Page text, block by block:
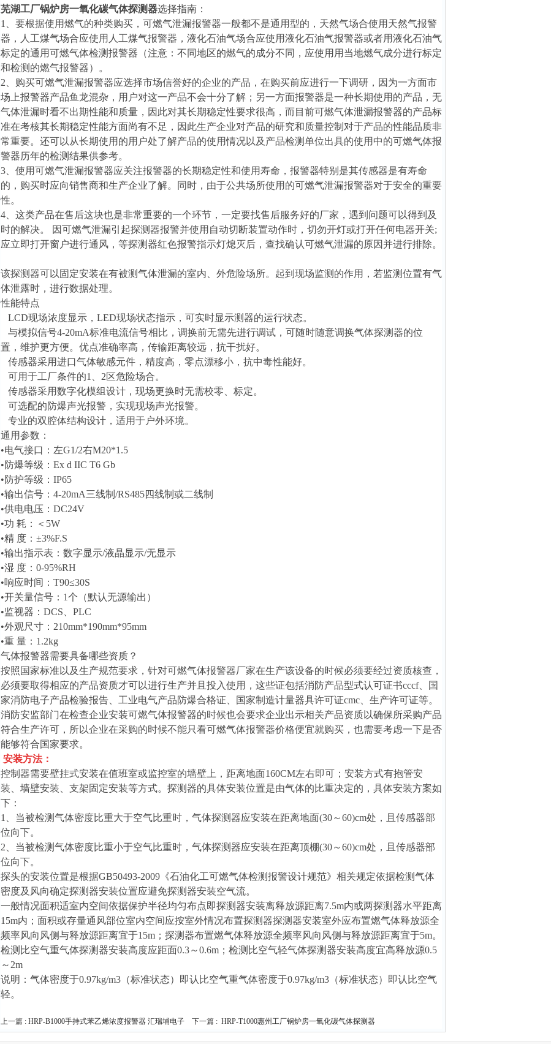
芜湖工厂锅炉房一氧化碳气体探测器选择指南：
1、要根据使用燃气的种类购买，可燃气泄漏报警器一般都不是通用型的，天然气场合使用天然气报警
器，人工煤气场合应使用人工煤气报警器，液化石油气场合应使用液化石油气报警器或者用液化石油气
标定的通用可燃气体检测报警器（注意：不同地区的燃气的成分不同，应使用用当地燃气成分进行标定
和检测的燃气报警器）。
2、购买可燃气泄漏报警器应选择市场信誉好的企业的产品，在购买前应进行一下调研，因为一方面市
场上报警器产品鱼龙混杂，用户对这一产品不会十分了解；另一方面报警器是一种长期使用的产品，无
气体泄漏时看不出期性能和质量，因此对其长期稳定性要求很高，而目前可燃气体泄漏报警器的产品标
准在考核其长期稳定性能方面尚有不足，因此生产企业对产品的研究和质量控制对于产品的性能品质非
常重要。还可以从长期使用的用户处了解产品的使用情况以及产品检测单位出具的使用中的可燃气体报
警器历年的检测结果供参考。
3、使用可燃气泄漏报警器应关注报警器的长期稳定性和使用寿命，报警器特别是其传感器是有寿命
的，购买时应向销售商和生产企业了解。同时，由于公共场所使用的可燃气泄漏报警器对于安全的重要
性。
4、这类产品在售后这块也是非常重要的一个环节，一定要找售后服务好的厂家，遇到问题可以得到及
时的解决。 因可燃气泄漏引起探测器报警并使用自动切断装置动作时，切勿开灯或打开任何电器开关;
应立即打开窗户进行通风，等探测器红色报警指示灯熄灭后，查找确认可燃气泄漏的原因并进行排除。
该探测器可以固定安装在有被测气体泄漏的室内、外危险场所。起到现场监测的作用，若监测位置有气
体泄露时，进行数据处理。
性能特点
LCD现场浓度显示，LED现场状态指示，可实时显示测器的运行状态。
与模拟信号4-20mA标准电流信号相比，调换前无需先进行调试，可随时随意调换气体探测器的位
置，维护更方便。优点准确率高，传输距离较远，抗干扰好。
传感器采用进口气体敏感元件，精度高，零点漂移小，抗中毒性能好。
可用于工厂条件的1、2区危险场合。
传感器采用数字化模组设计，现场更换时无需校零、标定。
可选配的防爆声光报警，实现现场声光报警。
专业的双腔体结构设计，适用于户外环境。
通用参数：
•电气接口：左G1/2右M20*1.5
•防爆等级：Ex d IIC T6 Gb
•防护等级：IP65
•输出信号：4-20mA三线制/RS485四线制或二线制
•供电电压：DC24V
•功 耗：＜5W
•精 度：±3%F.S
•输出指示表：数字显示/液晶显示/无显示
•湿 度：0-95%RH
•响应时间：T90≤30S
•开关量信号：1个（默认无源输出 ）
•监视器：DCS、PLC
•外观尺寸：210mm*190mm*95mm
•重 量：1.2kg
气体报警器需要具备哪些资质？
按照国家标准以及生产规范要求，针对可燃气体报警器厂家在生产该设备的时候必须要经过资质核查，
必须要取得相应的产品资质才可以进行生产并且投入使用，这些证包括消防产品型式认可证书cccf、国
家消防电子产品检验报告、工业电气产品防爆合格证、国家制造计量器具许可证cmc、生产许可证等。
消防安监部门在检查企业安装可燃气体报警器的时候也会要求企业出示相关产品资质以确保所采购产品
符合生产许可，所以企业在采购的时候不能只看可燃气体报警器价格便宜就购买，也需要考虑一下是否
能够符合国家要求。
安装方法：
控制器需要壁挂式安装在值班室或监控室的墙壁上，距离地面160CM左右即可；安装方式有抱管安
装、墙壁安装、支架固定安装等方式。探测器的具体安装位置是由气体的比重决定的，具体安装方案如
下：
1、当被检测气体密度比重大于空气比重时，气体探测器应安装在距离地面(30～60)cm处，且传感器部
位向下。
2、当被检测气体密度比重小于空气比重时，气体探测器应安装在距离顶棚(30～60)cm处，且传感器部
位向下。
探头的安装位置是根据GB50493-2009《石油化工可燃气体检测报警设计规范》相关规定依据检测气体
密度及风向确定探测器安装位置应避免探测器安装空气流。
一般情况面积适室内空间依据保护半径均匀布点即探测器安装离释放源距离7.5m内或两探测器水平距离
15m内；面积或存量通风部位室内空间应按室外情况布置探测器探测器安装室外应布置燃气体释放源全
频率风向风侧与释放源距离宜于15m；探测器布置燃气体释放源全频率风向风侧与释放源距离宜于5m。
检测比空气重气体探测器安装高度应距面0.3～0.6m；检测比空气轻气体探测器安装高度宜高释放源0.5
～2m
说明：气体密度于0.97kg/m3（标准状态）即认比空气重气体密度于0.97kg/m3（标准状态）即认比空气
轻。
上一篇 : HRP-B1000手持式苯乙烯浓度报警器 汇瑞埔电子 下一篇 : HRP-T1000惠州工厂锅炉房一氧化碳气体探测器